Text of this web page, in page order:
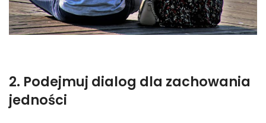
2. Podejmuj dialog dla zachowania
jedności